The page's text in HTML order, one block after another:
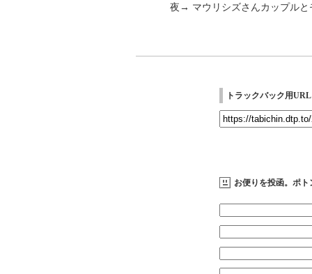
夜→ マウリシズさんカップルと
トラックバック用URL
お便りを投函。ポト